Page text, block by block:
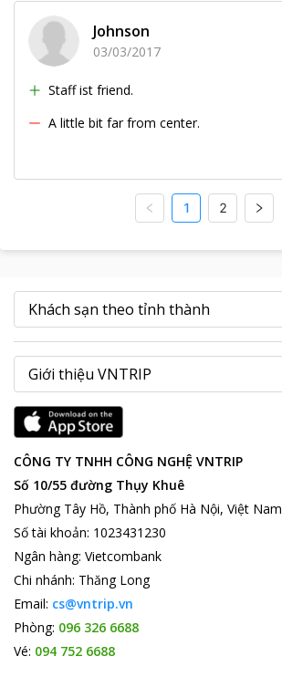
Johnson
03/03/2017
Staff ist friend.
A little bit far from center.
1 2
CÔNG TY TNHH CÔNG NGHỆ VNTRIP
Số 10/55 đường Thụy Khuê
Phường Tây Hồ, Thành phố Hà Nội, Việt Nam
Số tài khoản: 1023431230
Ngân hàng: Vietcombank
Chi nhánh: Thăng Long
Email: cs@vntrip.vn
Phòng: 096 326 6688
Vé: 094 752 6688